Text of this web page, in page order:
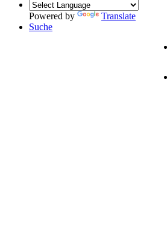
Powered by
Translate
Suche